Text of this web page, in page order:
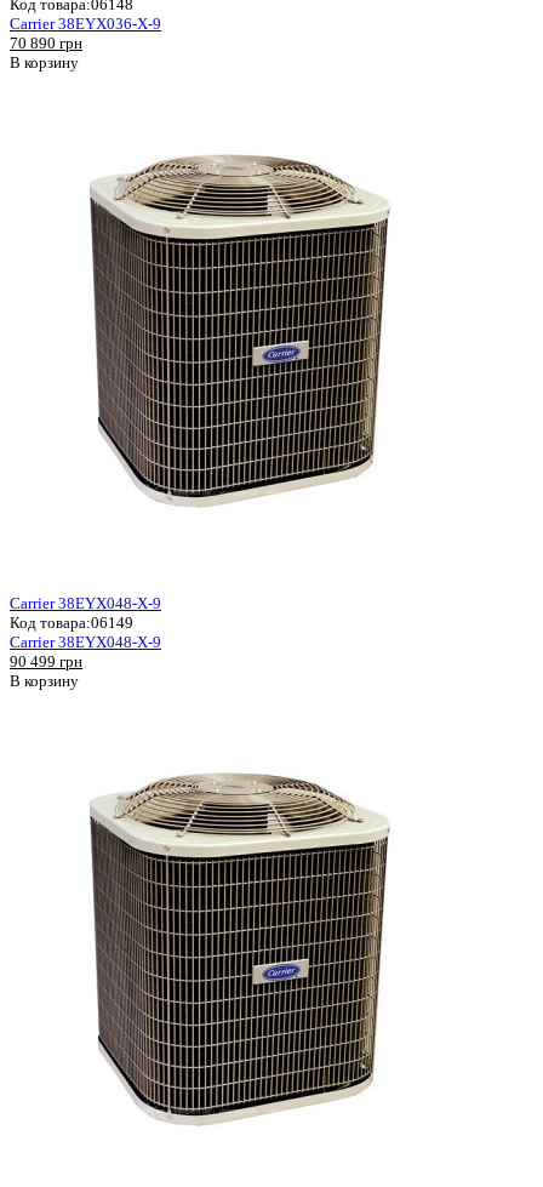
Код товара:06148
Carrier 38EYX036-X-9
70 890 грн
В корзину
Carrier 38EYX048-X-9
Код товара:06149
Carrier 38EYX048-X-9
90 499 грн
В корзину